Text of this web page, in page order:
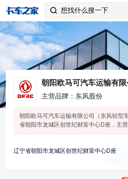
 想找什么搜一下
朝阳欧马可汽车运输有限
主营品牌：东风股份
朝阳欧马可汽车运输有限公司（东风轻型
省朝阳市龙城区创世纪财富中心D座，主
辽宁省朝阳市龙城区创世纪财富中心D座